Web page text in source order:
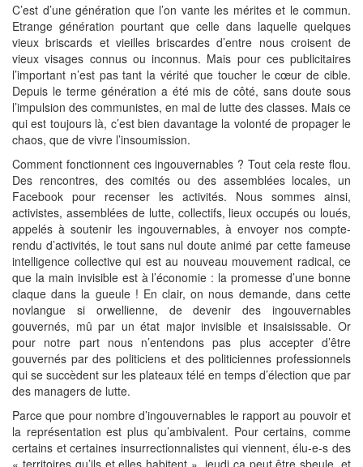
C’est d’une génération que l’on vante les mérites et le commun.
Etrange génération pourtant que celle dans laquelle quelques
vieux briscards et vieilles briscardes d’entre nous croisent de
vieux visages connus ou inconnus. Mais pour ces publicitaires
l’important n’est pas tant la vérité que toucher le cœur de cible.
Depuis le terme génération a été mis de côté, sans doute sous
l’impulsion des communistes, en mal de lutte des classes. Mais ce
qui est toujours là, c’est bien davantage la volonté de propager le
chaos, que de vivre l’insoumission.
Comment fonctionnent ces ingouvernables ? Tout cela reste flou.
Des rencontres, des comités ou des assemblées locales, un
Facebook pour recenser les activités. Nous sommes ainsi,
activistes, assemblées de lutte, collectifs, lieux occupés ou loués,
appelés à soutenir les ingouvernables, à envoyer nos compte-
rendu d’activités, le tout sans nul doute animé par cette fameuse
intelligence collective qui est au nouveau mouvement radical, ce
que la main invisible est à l’économie : la promesse d’une bonne
claque dans la gueule ! En clair, on nous demande, dans cette
novlangue si orwellienne, de devenir des ingouvernables
gouvernés, mû par un état major invisible et insaisissable. Or
pour notre part nous n’entendons pas plus accepter d’être
gouvernés par des politiciens et des politiciennes professionnels
qui se succèdent sur les plateaux télé en temps d’élection que par
des managers de lutte.
Parce que pour nombre d’ingouvernables le rapport au pouvoir et
la représentation est plus qu’ambivalent. Pour certains, comme
certains et certaines insurrectionnalistes qui viennent, élu-e-s des
« territoires qu’ils et elles habitent », jeudi ça peut être sbeule, et